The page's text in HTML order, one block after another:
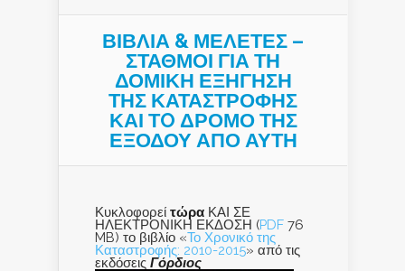
ΒΙΒΛΙΑ & ΜΕΛΕΤΕΣ –
ΣΤΑΘΜΟΙ ΓΙΑ ΤΗ
ΔΟΜΙΚΗ ΕΞΗΓΗΣΗ
ΤΗΣ ΚΑΤΑΣΤΡΟΦΗΣ
ΚΑΙ ΤO ΔΡΟΜΟ ΤΗΣ
ΕΞΟΔΟΥ ΑΠΟ ΑΥΤΗ
Κυκλοφορεί τώρα ΚΑΙ ΣΕ
ΗΛΕΚΤΡΟΝΙΚΗ ΕΚΔΟΣΗ (PDF 76
MB) το βιβλίο «Το Χρονικό της
Καταστροφής: 2010-2015» από τις
εκδόσεις Γόρδιος